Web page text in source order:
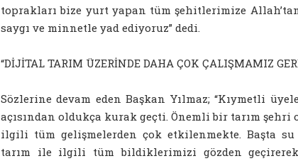
toprakları bize yurt yapan tüm şehitlerimize
saygı ve minnetle yad ediyoruz” dedi.
“DİJİTAL TARIM ÜZERİNDE DAHA ÇOK ÇALIŞMAMIZ
Sözlerine devam eden Başkan Yılmaz; “Kıymetli
açısından oldukça kurak geçti. Önemli bir tarım
ilgili tüm gelişmelerden çok etkilenmekte. Başta
tarım ile ilgili tüm bildiklerimizi gözden